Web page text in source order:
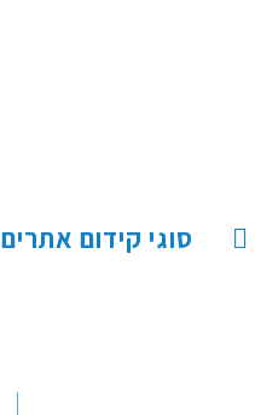
סוגי קידום אתרים